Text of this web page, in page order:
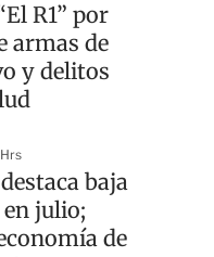
R1” por
armas de
y delitos
baja
julio;
de